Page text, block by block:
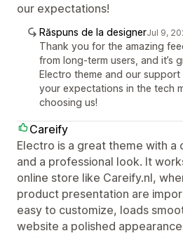
our expectations!
Răspuns de la designerJul 9,
Thank you for the amazing
from long-term users, and it’s
Electro theme and our
your expectations in the tech
choosing us!
Careify
Electro is a great theme with a
and a professional look. It
online store like Careify.nl,
product presentation are
easy to customize, loads
website a polished